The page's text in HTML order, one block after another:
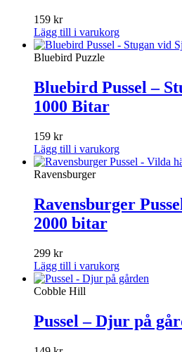
159 kr
Lägg till i varukorg
Bluebird Puzzle
Bluebird Pussel –
1000 Bitar
159 kr
Lägg till i varukorg
Ravensburger
Ravensburger
2000 bitar
299 kr
Lägg till i varukorg
Cobble Hill
Pussel – Djur på